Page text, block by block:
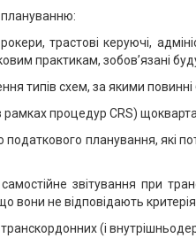
трастові керуючі,
практикам, зобов’язані
типів схем, за якими повинні
процедур CRS)
планування, які
звітування при
вони не відповідають
(і